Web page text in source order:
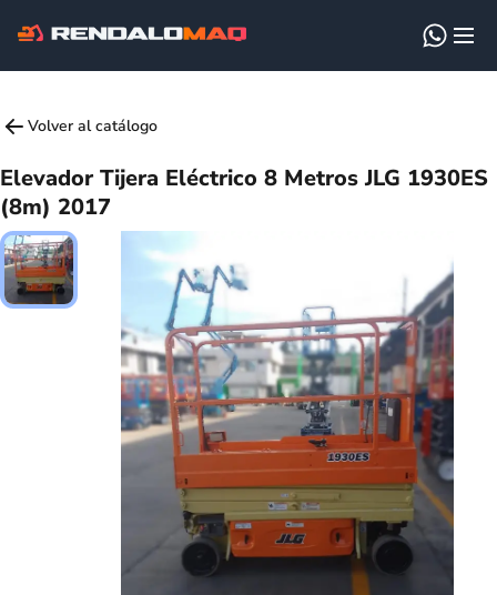
Volver al catálogo
Elevador Tijera Eléctrico 8 Metros JLG 1930ES
(8m) 2017